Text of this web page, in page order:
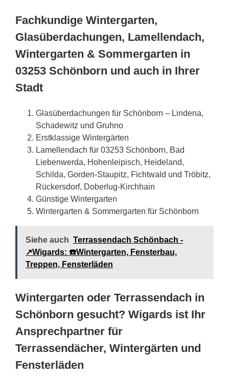
Fachkundige Wintergarten,
Glasüberdachungen, Lamellendach,
Wintergarten & Sommergarten in
03253 Schönborn und auch in Ihrer
Stadt
Glasüberdachungen für Schönborn – Lindena,
Schadewitz und Gruhno
Erstklassige Wintergärten
Lamellendach für 03253 Schönborn, Bad
Liebenwerda, Hohenleipisch, Heideland,
Schilda, Gorden-Staupitz, Fichtwald und Tröbitz,
Rückersdorf, Doberlug-Kirchhain
Günstige Wintergarten
Wintergarten & Sommergarten für Schönborn
Siehe auch Terrassendach Schönbach -
↗️Wigards: ☎️Wintergarten, Fensterbau,
Treppen, Fensterläden
Wintergarten oder Terrassendach in
Schönborn gesucht? Wigards ist Ihr
Ansprechpartner für
Terrassendächer, Wintergärten und
Fensterläden